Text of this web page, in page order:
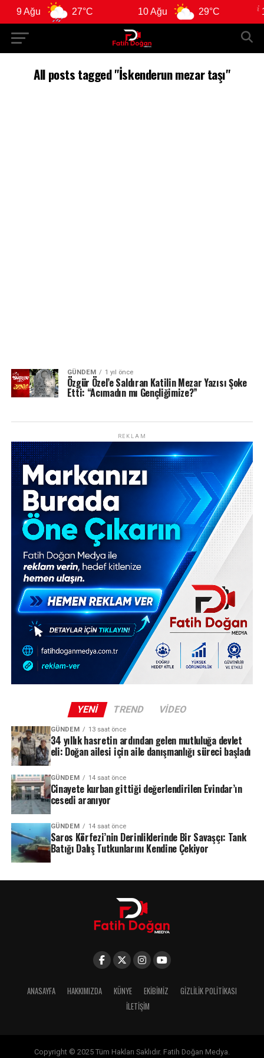
9 Ağu 27°C 10 Ağu 29°C
All posts tagged "İskenderun mezar taşı"
GÜNDEM 1 yıl önce
Özgür Özel’e Saldıran Katilin Mezar Yazısı Şoke
Etti: “Acımadın mı Gençliğimize?”
REKLAM
YENI TREND VIDEO
GÜNDEM 13 saat önce
34 yıllık hasretin ardından gelen mutluluğa devlet
eli: Doğan ailesi için aile danışmanlığı süreci başladı
GÜNDEM 14 saat önce
Cinayete kurban gittiği değerlendirilen Evindar’ın
cesedi aranıyor
GÜNDEM 14 saat önce
Saros Körfezi’nin Derinliklerinde Bir Savaşçı: Tank
Batığı Dalış Tutkunlarını Kendine Çekiyor
ANASAYFA HAKKIMIZDA KÜNYE EKIBIMIZ
GIZLILIK POLITIKASI
İLETIŞIM
Copyright © 2025 Tüm Hakları Saklıdır. Fatih Doğan Medya.